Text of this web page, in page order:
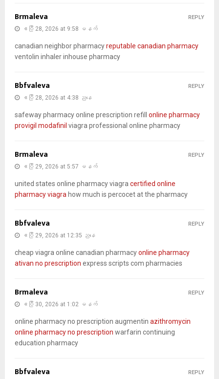
Brmaleva
ဧပြီ 28, 2026 at 9:58 မနက်
canadian neighbor pharmacyreputable canadian pharmacy
ventolin inhaler inhouse pharmacy
REPLY
Bbfvaleva
ဧပြီ 28, 2026 at 4:38 ညနေ
safeway pharmacy online prescription refill online pharmacy
provigil modafinil viagra professional online pharmacy
REPLY
Brmaleva
ဧပြီ 29, 2026 at 5:57 မနက်
united states online pharmacy viagra certified online
pharmacy viagra how much is percocet at the pharmacy
REPLY
Bbfvaleva
ဧပြီ 29, 2026 at 12:35 ညနေ
cheap viagra online canadian pharmacyonline pharmacy
ativan no prescription express scripts com pharmacies
REPLY
Brmaleva
ဧပြီ 30, 2026 at 1:02 မနက်
online pharmacy no prescription augmentin azithromycin
online pharmacy no prescription warfarin continuing
education pharmacy
REPLY
Bbfvaleva REPLY